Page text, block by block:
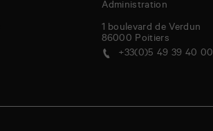
Administration
1 boulevard de Verdun
86000 Poitiers
+33(0)5 49 39 40 00